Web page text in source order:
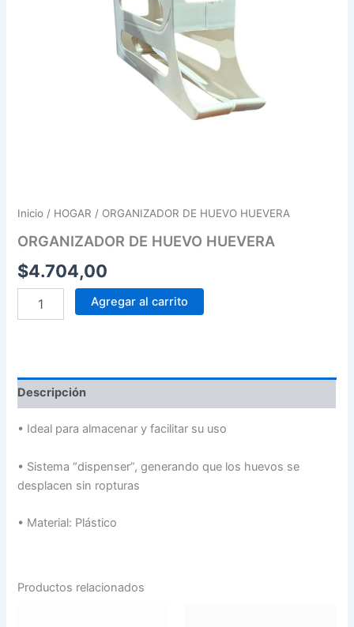
Inicio / HOGAR / ORGANIZADOR DE HUEVO HUEVERA
ORGANIZADOR DE HUEVO HUEVERA
$4.704,00
Agregar al carrito
Descripción
• Ideal para almacenar y facilitar su uso
• Sistema “dispenser”, generando que los huevos se
desplacen sin ropturas
• Material: Plástico
Productos relacionados